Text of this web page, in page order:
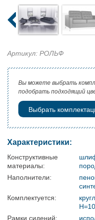
Артикул: РОЛЬФ
Вы можете выбрать
подобрать подходящий
Выбрать
Характеристики:
Конструктивные
материалы:
Наполнители:
Комплектуется:
Рамки сидений: